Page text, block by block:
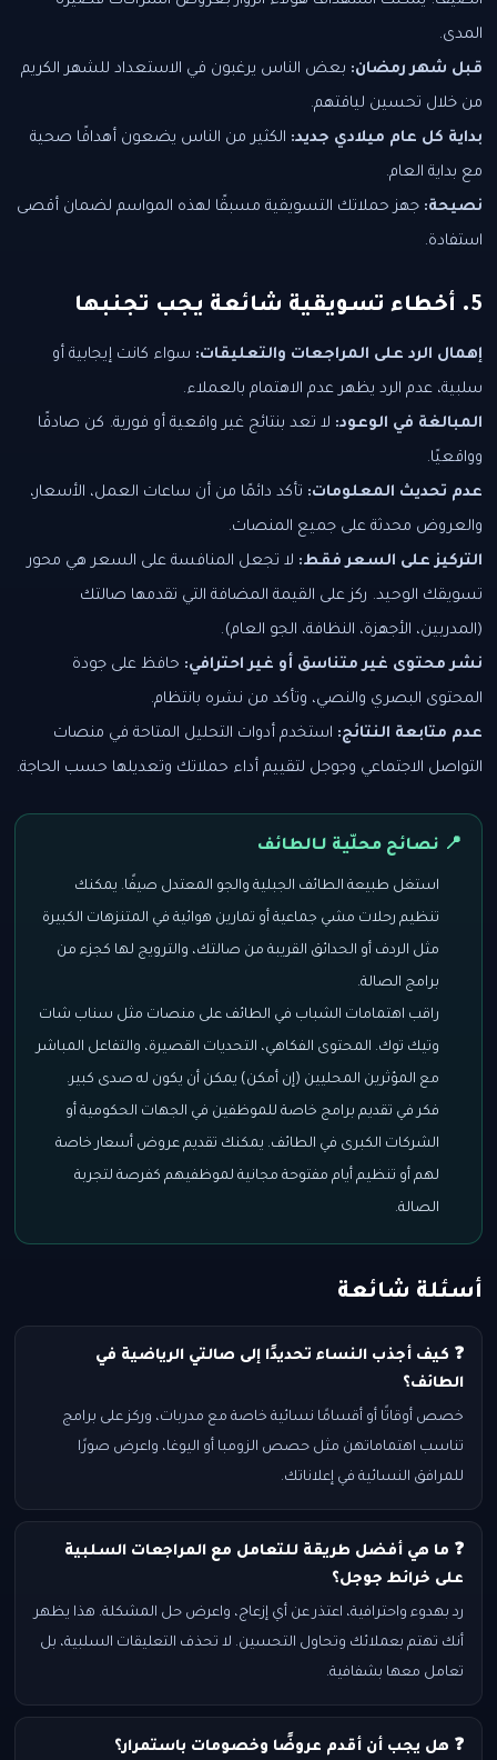
المدى.
قبل شهر رمضان: بعض الناس يرغبون في الاستعداد للشهر الكريم
من خلال تحسين لياقتهم.
بداية كل عام ميلادي جديد: الكثير من الناس يضعون أهدافًا صحية
مع بداية العام.
نصيحة: جهز حملاتك التسويقية مسبقًا لهذه المواسم لضمان أقصى
استفادة.
5. أخطاء تسويقية شائعة يجب تجنبها
إهمال الرد على المراجعات والتعليقات: سواء كانت إيجابية أو
سلبية، عدم الرد يظهر عدم الاهتمام بالعملاء.
المبالغة في الوعود: لا تعد بنتائج غير واقعية أو فورية. كن صادقًا
وواقعيًا.
عدم تحديث المعلومات: تأكد دائمًا من أن ساعات العمل، الأسعار،
والعروض محدثة على جميع المنصات.
التركيز على السعر فقط: لا تجعل المنافسة على السعر هي محور
تسويقك الوحيد. ركز على القيمة المضافة التي تقدمها صالتك
(المدربين، الأجهزة، النظافة، الجو العام).
نشر محتوى غير متناسق أو غير احترافي: حافظ على جودة
المحتوى البصري والنصي، وتأكد من نشره بانتظام.
عدم متابعة النتائج: استخدم أدوات التحليل المتاحة في منصات
التواصل الاجتماعي وجوجل لتقييم أداء حملاتك وتعديلها حسب الحاجة.
📍 نصائح محلّية لـالطائف
استغل طبيعة الطائف الجبلية والجو المعتدل صيفًا. يمكنك
تنظيم رحلات مشي جماعية أو تمارين هوائية في المتنزهات الكبيرة
مثل الردف أو الحدائق القريبة من صالتك، والترويج لها كجزء من
برامج الصالة.
راقب اهتمامات الشباب في الطائف على منصات مثل سناب شات
وتيك توك. المحتوى الفكاهي، التحديات القصيرة، والتفاعل المباشر
مع المؤثرين المحليين (إن أمكن) يمكن أن يكون له صدى كبير.
فكر في تقديم برامج خاصة للموظفين في الجهات الحكومية أو
الشركات الكبرى في الطائف. يمكنك تقديم عروض أسعار خاصة
لهم أو تنظيم أيام مفتوحة مجانية لموظفيهم كفرصة لتجربة
الصالة.
أسئلة شائعة
❓ كيف أجذب النساء تحديدًا إلى صالتي الرياضية في
الطائف؟
خصص أوقاتًا أو أقسامًا نسائية خاصة مع مدربات، وركز على برامج
تناسب اهتماماتهن مثل حصص الزومبا أو اليوغا، واعرض صورًا
للمرافق النسائية في إعلاناتك.
❓ ما هي أفضل طريقة للتعامل مع المراجعات السلبية
على خرائط جوجل؟
رد بهدوء واحترافية، اعتذر عن أي إزعاج، واعرض حل المشكلة. هذا يظهر
أنك تهتم بعملائك وتحاول التحسين. لا تحذف التعليقات السلبية، بل
تعامل معها بشفافية.
❓ هل يجب أن أقدم عروضًا وخصومات باستمرار؟